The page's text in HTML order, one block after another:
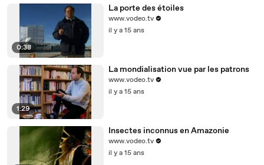
0:38
La porte des étoiles
www.vodeo.tv
il y a 15 ans
1:29
La mondialisation vue par les patrons
www.vodeo.tv
il y a 15 ans
Insectes inconnus en Amazonie
www.vodeo.tv
il y a 15 ans